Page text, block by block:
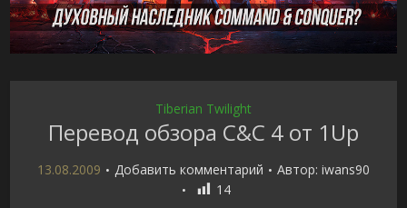
Tiberian Twilight
Перевод обзора C&C 4 от 1Up
13.08.2009 Добавить комментарий Автор: iwans90
14